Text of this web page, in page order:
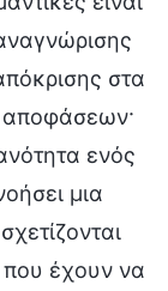
στα
αποφάσεων·
ενός
μια
έχουν να